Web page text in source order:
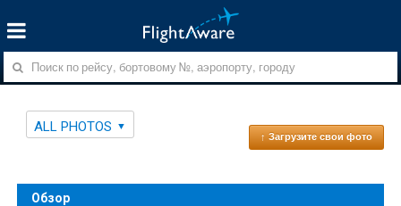
ALL PHOTOS
↑ Загрузите свои фото
Обзор